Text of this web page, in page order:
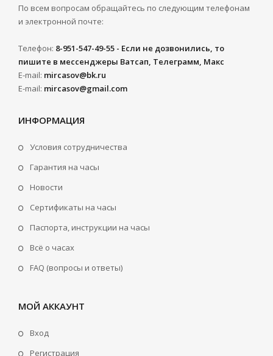
По всем вопросам обращайтесь по следующим телефонам
и электронной почте:
Телефон: 8-951-547-49-55 - Если не дозвонились, то
пишите в мессенджеры Ватсап, Телеграмм, Макс
E-mail: mircasov@bk.ru
E-mail: mircasov@gmail.com
ИНФОРМАЦИЯ
Условия сотрудничества
Гарантия на часы
Новости
Сертификаты на часы
Паспорта, инструкции на часы
Всё о часах
FAQ (вопросы и ответы)
МОЙ АККАУНТ
Вход
Регистрация